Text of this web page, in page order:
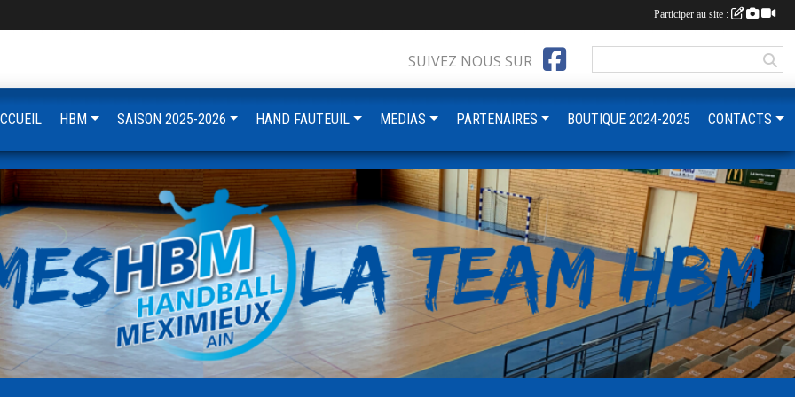
SUIVEZ NOUS SUR
HBM SAISON 2025-2026 HAND FAUTEUIL MEDIAS PARTENAIRES BOUTIQUE 2024-2025 CONTACTS
Participer au site :